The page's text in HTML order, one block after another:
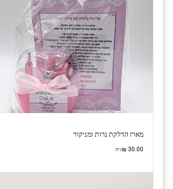
מארז הדלקת נרות ומניקור
₪ 30.00 /יח